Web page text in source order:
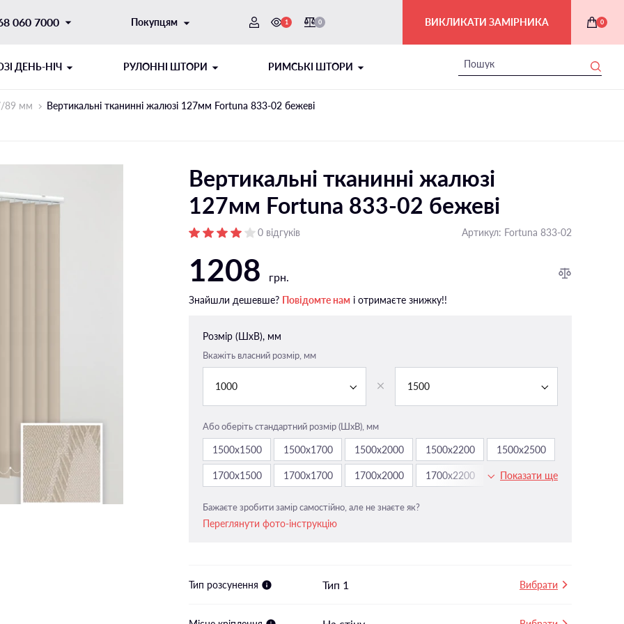
060 7000 Покупцям 1 0 ВИКЛИКАТИ ЗАМІРНИКА 0
ДЕНЬ-НІЧ РУЛОННІ ШТОРИ
РУЛОННІ ШТОРИ ДЕНЬ-НІЧ
Відкритого типу на стулку
Відкритого типу на отвір
напрямні
Закритого типу пласкі напрямні
РИМСЬКІ ШТОРИ
ШНУРОВИЙ МЕХАНІЗМ
На мансардні вікна
У ванній
У дитячу
У спальню
89 мм Вертикальні тканинні жалюзі 127мм Fortuna 833-02 бежеві
Вертикальні тканинні жалюзі
127мм Fortuna 833-02 бежеві
0 відгуків Артикул: Fortuna 833-02
1208 грн.
Знайшли дешевше? Повідомте нам і отримаєте знижку!!
Розмір (ШxВ), мм
Вкажіть власний розмір, мм
1000 1500
Або оберіть стандартний розмір (ШxВ), мм
1500х1500 1500х1700 1500х2000 1500х2200 1500х2500
1700х1500 1700х1700 1700х2000 1700х2200 1700х2500
Показати ще
Бажаєте зробити замір самостійно, але не знаєте як?
Переглянути фото-інструкцію
Тип розсунення Тип 1 Вибрати